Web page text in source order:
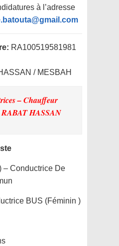
à l’adresse
RA100519581981
/ MESBAH
– Chauffeur
HASSAN
– Conductrice De
BUS (Féminin )